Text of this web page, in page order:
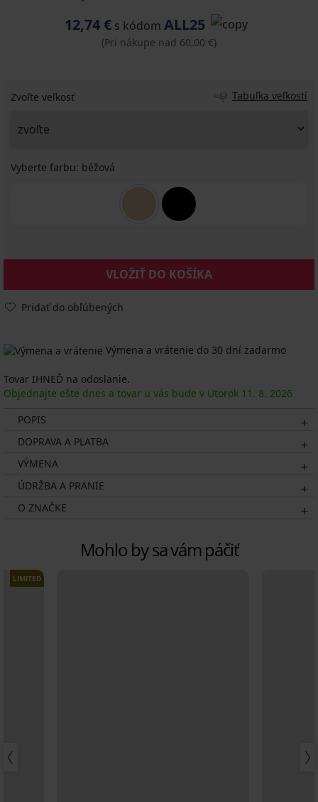
12,74 € s kódom ALL25
(Pri nákupe nad 60,00 €)
Zvoľte veľkosť Tabuľka veľkostí
Vyberte farbu: béžová
VLOŽIŤ DO KOŠÍKA
Pridať do obľúbených
Výmena a vrátenie do 30 dní zadarmo
Tovar IHNEĎ na odoslanie.
Objednajte ešte dnes a tovar u vás bude v Utorok 11. 8. 2026
POPIS
DOPRAVA A PLATBA
VÝMENA
ÚDRŽBA A PRANIE
O ZNAČKE
Mohlo by sa vám páčiť
LIMITED